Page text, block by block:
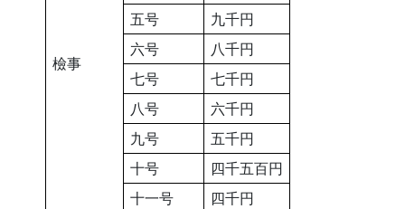
檢事
五号
九千円
六号
八千円
七号
七千円
八号
六千円
九号
五千円
十号
四千五百円
十一号
四千円